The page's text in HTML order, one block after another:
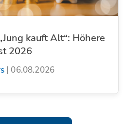
kauft Alt“: Höhere
2026
| 06.08.2026